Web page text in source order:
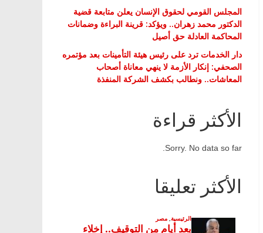
المجلس القومي لحقوق الإنسان يعلن متابعة قضية
الدكتور محمد زهران.. ويؤكد: قرينة البراءة وضمانات
المحاكمة العادلة حق أصيل
دار الخدمات ترد على رئيس هيئة التأمينات بعد مؤتمره
الصحفي: إنكار الأزمة لا ينهي معاناة أصحاب
المعاشات.. ونطالب بكشف الشركة المنفذة
الأكثر قراءة
Sorry. No data so far.
الأكثر تعليقا